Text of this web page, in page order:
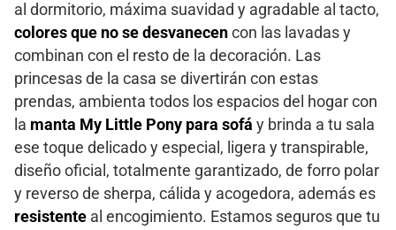
al dormitorio, máxima suavidad y agradable al tacto,
colores que no se desvanecen con las lavadas y
combinan con el resto de la decoración. Las
princesas de la casa se divertirán con estas
prendas, ambienta todos los espacios del hogar con
la manta My Little Pony para sofá y brinda a tu sala
ese toque delicado y especial, ligera y transpirable,
diseño oficial, totalmente garantizado, de forro polar
y reverso de sherpa, cálida y acogedora, además es
resistente al encogimiento. Estamos seguros que tu